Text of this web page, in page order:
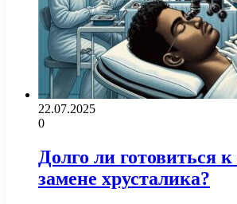
22.07.2025
0
Долго ли готовиться
замене хрусталика?